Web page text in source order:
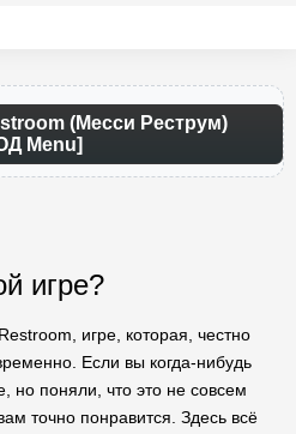
(Месси Реструм)
Menu]
игре?
игре, которая, честно
Если вы когда-нибудь
но поняли, что это не совсем
точно понравится. Здесь всё